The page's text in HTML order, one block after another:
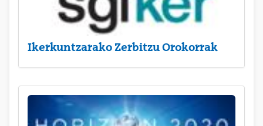
Ikerkuntzarako Zerbitzu Orokorrak